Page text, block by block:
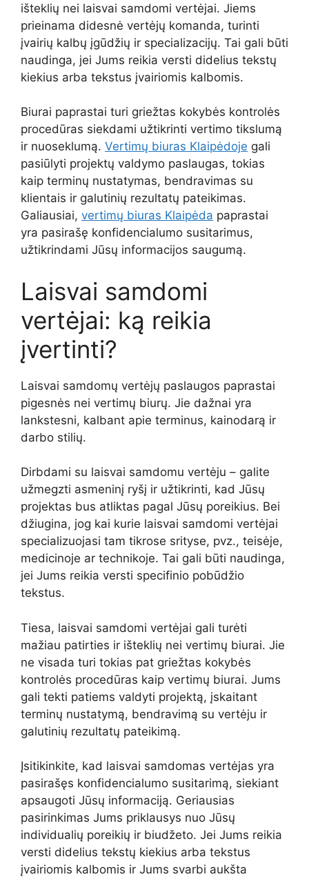
išteklių nei laisvai samdomi vertėjai. Jiems
prieinama didesnė vertėjų komanda, turinti
įvairių kalbų įgūdžių ir specializacijų. Tai gali būti
naudinga, jei Jums reikia versti didelius tekstų
kiekius arba tekstus įvairiomis kalbomis.
Biurai paprastai turi griežtas kokybės kontrolės
procedūras siekdami užtikrinti vertimo tikslumą
ir nuoseklumą. Vertimų biuras Klaipėdoje gali
pasiūlyti projektų valdymo paslaugas, tokias
kaip terminų nustatymas, bendravimas su
klientais ir galutinių rezultatų pateikimas.
Galiausiai, vertimų biuras Klaipėda paprastai
yra pasirašę konfidencialumo susitarimus,
užtikrindami Jūsų informacijos saugumą.
Laisvai samdomi
vertėjai: ką reikia
įvertinti?
Laisvai samdomų vertėjų paslaugos paprastai
pigesnės nei vertimų biurų. Jie dažnai yra
lankstesni, kalbant apie terminus, kainodarą ir
darbo stilių.
Dirbdami su laisvai samdomu vertėju – galite
užmegzti asmeninį ryšį ir užtikrinti, kad Jūsų
projektas bus atliktas pagal Jūsų poreikius. Bei
džiugina, jog kai kurie laisvai samdomi vertėjai
specializuojasi tam tikrose srityse, pvz., teisėje,
medicinoje ar technikoje. Tai gali būti naudinga,
jei Jums reikia versti specifinio pobūdžio
tekstus.
Tiesa, laisvai samdomi vertėjai gali turėti
mažiau patirties ir išteklių nei vertimų biurai. Jie
ne visada turi tokias pat griežtas kokybės
kontrolės procedūras kaip vertimų biurai. Jums
gali tekti patiems valdyti projektą, įskaitant
terminų nustatymą, bendravimą su vertėju ir
galutinių rezultatų pateikimą.
Įsitikinkite, kad laisvai samdomas vertėjas yra
pasirašęs konfidencialumo susitarimą, siekiant
apsaugoti Jūsų informaciją. Geriausias
pasirinkimas Jums priklausys nuo Jūsų
individualių poreikių ir biudžeto. Jei Jums reikia
versti didelius tekstų kiekius arba tekstus
įvairiomis kalbomis ir Jums svarbi aukšta